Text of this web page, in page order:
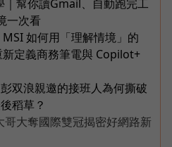
幫你讀Gmail、自動跑完工
一次看
如何用「理解情境」的
定義商務筆電與 Copilot+
双浪親邀的接班人為何撕破
稻草？
大奪國際雙冠揭密好網路新